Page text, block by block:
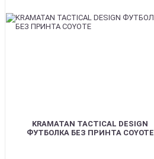
KRAMATAN TACTICAL DESIGN
ФУТБОЛКА БЕЗ ПРИНТА COYOTE